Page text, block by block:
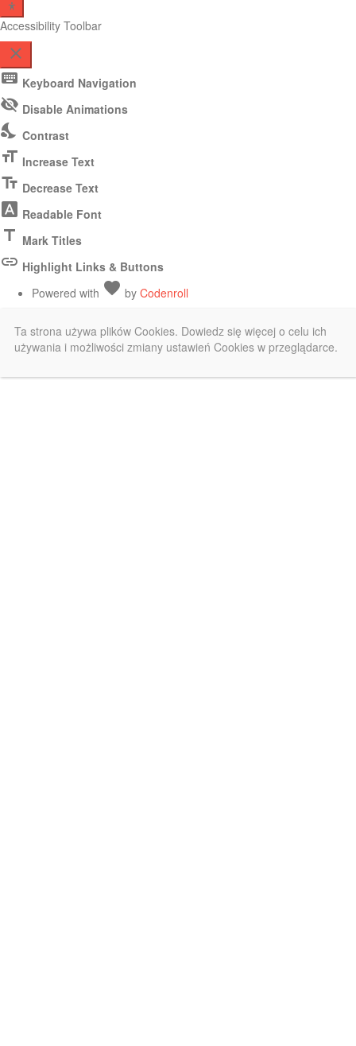
Accessibility Toolbar
close
Toggle
the
visibility
the
Accessibility
Toolbar
keyboard Keyboard Navigation
visibility_off Disable Animations
nights_stay Contrast
format_size Increase Text
text_fields Decrease Text
font_download Readable Font
title Mark Titles
link Highlight Links & Buttons
Powered with favorite Love
by Codenroll
Ta strona używa plików Cookies. Dowiedz się więcej o celu ich
używania i możliwości zmiany ustawień Cookies w przeglądarce.